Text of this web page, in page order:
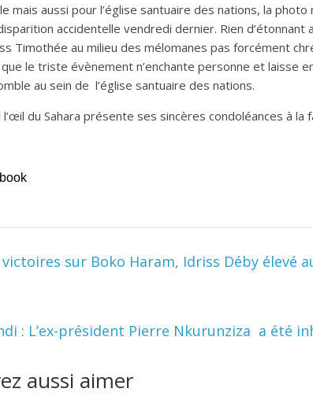
mais aussi pour l’église santuaire des nations, la
accidentelle vendredi dernier. Rien d’étonnant
Timothée au milieu des mélomanes pas forcément
le triste évènement n’enchante personne et laisse
au sein de l’église santuaire des nations.
du Sahara présente ses sincères condoléances à la
sur Boko Haram, Idriss Déby élevé
: L’ex-président Pierre Nkurunziza a été
aussi aimer